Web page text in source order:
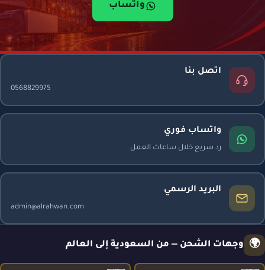
واتساب
اتصل بنا
0568829975
واتساب فوري
رد سريع خلال ساعات العمل
البريد الرسمي
admin@alrahwan.com
🌍 وجهات الشحن — من السعودية إلى العالم